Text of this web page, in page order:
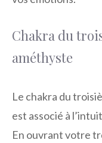
Chakra du
améthyste
Le chakra du
est associé à
En ouvrant votre